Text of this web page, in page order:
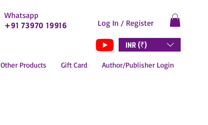
Whatsapp
+91 73970 19916
Log In / Register
INR (₹)
Other Products Gift Card Author/Publisher Login